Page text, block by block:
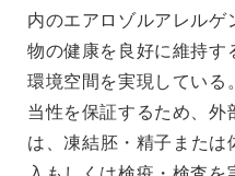
内のエアロゾルアレル
物の健康を良好に維持
環境空間を実現してい
当性を保証するため、
は、凍結胚・精子また